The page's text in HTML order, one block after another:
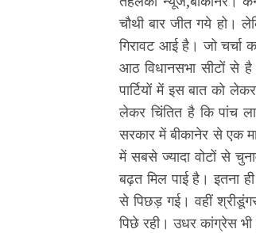
चौथी बार जीत गये हो।
गिरावट आई है। जो चर्चा
आठ विधानसभा सीटों से
पार्टियों में इस बात को
लेकर चिंतित है कि पांच
सरकार में बीकानेर से एक
में सबसे ज्यादा वोटों से
बढ़त मिल पाई है। इतना
से पिछड़ गई। वहीं
पिछे रही। उधर कांग्रेस